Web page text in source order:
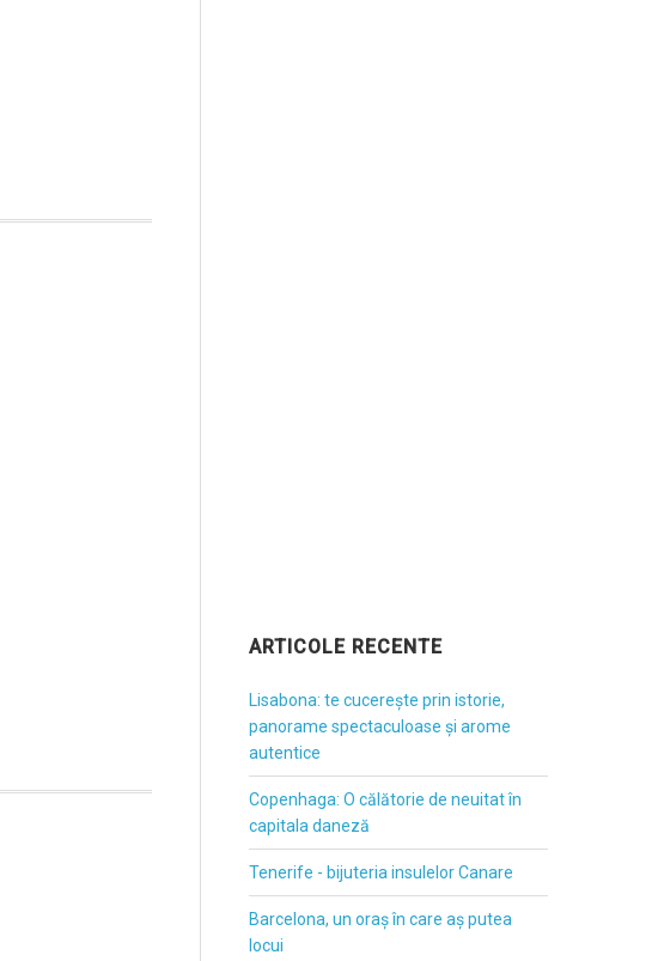
ARTICOLE RECENTE
Lisabona: te cucerește prin istorie,
panorame spectaculoase și arome
autentice
Copenhaga: O călătorie de neuitat în
capitala daneză
Tenerife - bijuteria insulelor Canare
Barcelona, un oraș în care aș putea
locui